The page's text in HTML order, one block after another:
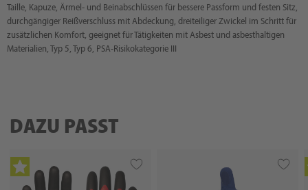
Taille, Kapuze, Ärmel- und Beinabschlüssen für bessere Passform und festen Sitz,
durchgängiger Reißverschluss mit Abdeckung, dreiteiliger Zwickel im Schritt für
zusätzlichen Komfort, geeignet für Tätigkeiten mit Asbest und asbesthaltigen
Materialien, Typ 5, Typ 6, PSA-Risikokategorie III
DAZU PASST